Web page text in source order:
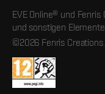
EVE Online® und
und sonstigen
©2026 Fenris